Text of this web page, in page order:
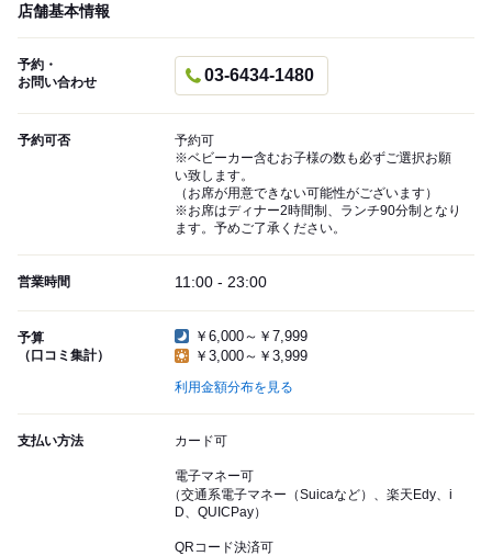
店舗基本情報
予約・
お問い合わせ
03-6434-1480
予約可否
予約可
※ベビーカー含むお子様の数も必ずご選択お願
い致します。
（お席が用意できない可能性がございます）
※お席はディナー2時間制、ランチ90分制となり
ます。予めご了承ください。
営業時間 11:00 - 23:00
予算
（口コミ集計）
￥6,000～￥7,999
￥3,000～￥3,999
利用金額分布を見る
支払い方法 カード可
電子マネー可
（交通系電子マネー（Suicaなど）、楽天Edy、i
D、QUICPay）
QRコード決済可